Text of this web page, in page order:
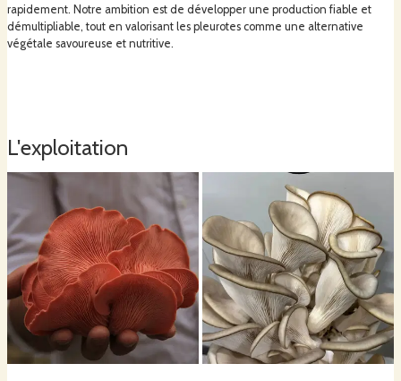
rapidement. Notre ambition est de développer une production fiable et
démultipliable, tout en valorisant les pleurotes comme une alternative
végétale savoureuse et nutritive.
L'exploitation